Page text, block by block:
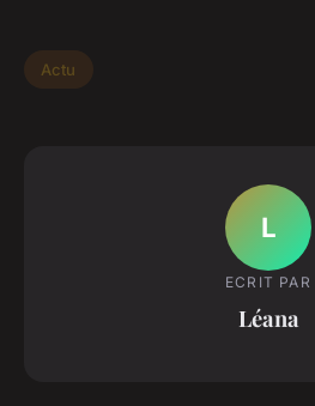
Actu
L
ECRIT PAR
Léana